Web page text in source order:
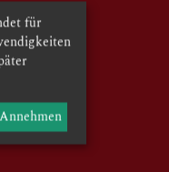
für
Annehmen